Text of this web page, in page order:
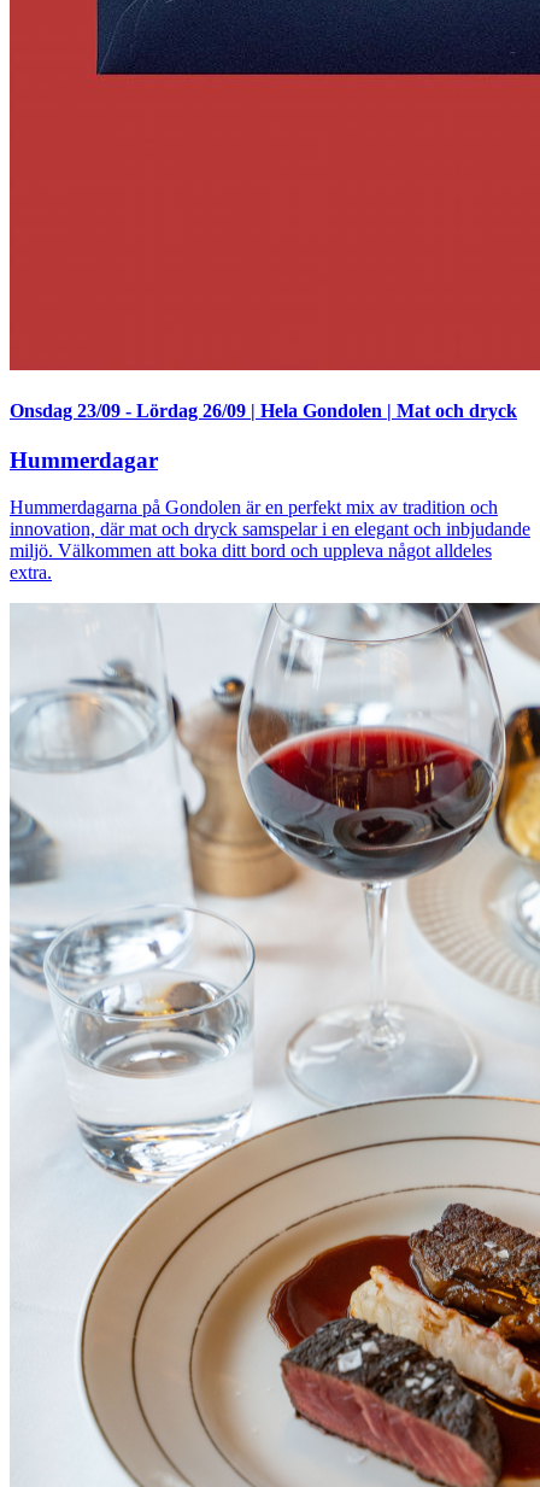
Onsdag 23/09 - Lördag 26/09 | Hela Gondolen | Mat och dryck
Hummerdagar
Hummerdagarna på Gondolen är en perfekt mix av tradition och
innovation, där mat och dryck samspelar i en elegant och inbjudande
miljö. Välkommen att boka ditt bord och uppleva något alldeles
extra.